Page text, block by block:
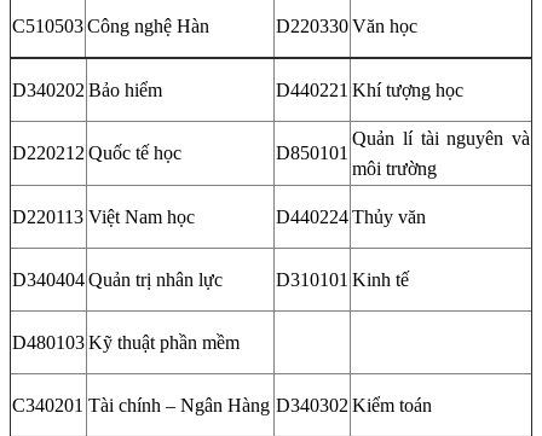
C510503Công nghệ Hàn D220330Văn học
D340202 Bảo hiểm D440221 Khí tượng học
D220212 Quốc tế học D850101
Quản lí tài nguyên và
môi trường
D220113 Việt Nam học D440224Thủy văn
D340404Quản trị nhân lực D310101 Kinh tế
D480103Kỹ thuật phần mềm
C340201 Tài chính – Ngân Hàng D340302 Kiểm toán